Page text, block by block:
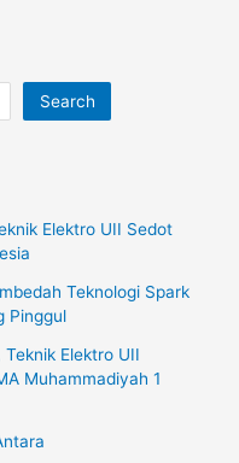
Search
Elektro UII Sedot
Teknologi Spark
Pinggul
Elektro UII
Muhammadiyah 1